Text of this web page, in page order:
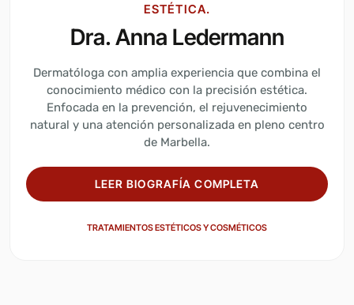
ESTÉTICA.
Dra. Anna Ledermann
Dermatóloga con amplia experiencia que combina el
conocimiento médico con la precisión estética.
Enfocada en la prevención, el rejuvenecimiento
natural y una atención personalizada en pleno centro
de Marbella.
LEER BIOGRAFÍA COMPLETA
TRATAMIENTOS ESTÉTICOS Y COSMÉTICOS